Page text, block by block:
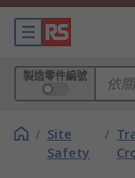
製造零件編號
/ Site
Safety
/